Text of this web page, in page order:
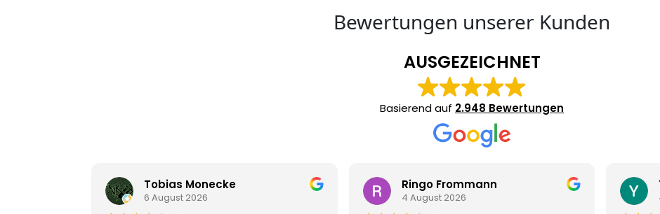
Bewertungen unserer Kunden
AUSGEZEICHNET
Basierend auf 2.948 Bewertungen
Tobias Monecke
6 August 2026
Ringo Frommann
4 August 2026